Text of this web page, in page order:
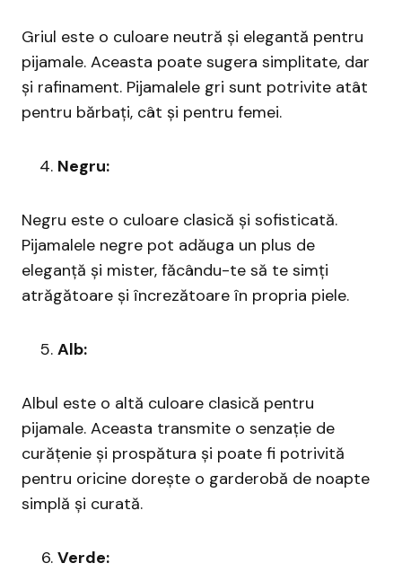
Griul este o culoare neutră și elegantă pentru
pijamale. Aceasta poate sugera simplitate, dar
și rafinament. Pijamalele gri sunt potrivite atât
pentru bărbați, cât și pentru femei.
Negru:
Negru este o culoare clasică și sofisticată.
Pijamalele negre pot adăuga un plus de
eleganță și mister, făcându-te să te simți
atrăgătoare și încrezătoare în propria piele.
Alb:
Albul este o altă culoare clasică pentru
pijamale. Aceasta transmite o senzație de
curățenie și prospătura și poate fi potrivită
pentru oricine dorește o garderobă de noapte
simplă și curată.
Verde: